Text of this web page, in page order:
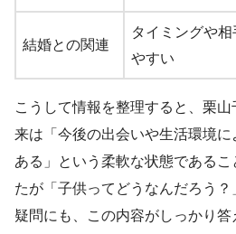
結婚との関連
タイミングや
やすい
こうして情報を整理すると、栗
来は「今後の出会いや生活環境
ある」という柔軟な状態である
たが「子供ってどうなんだろう
疑問にも、この内容がしっかり